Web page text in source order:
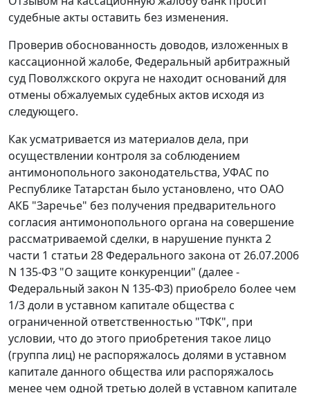
судебные акты оставить без изменения.
Проверив обоснованность доводов, изложенных в
кассационной жалобе, Федеральный арбитражный
суд Поволжского округа не находит оснований для
отмены обжалуемых судебных актов исходя из
следующего.
Как усматривается из материалов дела, при
осуществлении контроля за соблюдением
антимонопольного законодательства, УФАС по
Республике Татарстан было установлено, что ОАО
АКБ "Заречье" без получения предварительного
согласия антимонопольного органа на совершение
рассматриваемой сделки, в нарушение пункта 2
части 1 статьи 28Федерального закона от 26.07.2006
N 135-ФЗ "О защите конкуренции" (далее -
Федеральный закон N 135-ФЗ) приобрело более чем
1/3 доли в уставном капитале общества с
ограниченной ответственностью "ТФК", при
условии, что до этого приобретения такое лицо
(группа лиц) не распоряжалось долями в уставном
капитале данного общества или распоряжалось
менее чем одной третью долей в уставном капитале